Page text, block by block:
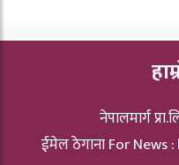
नेपालमार्ग
ईमेल ठेगाना For News :